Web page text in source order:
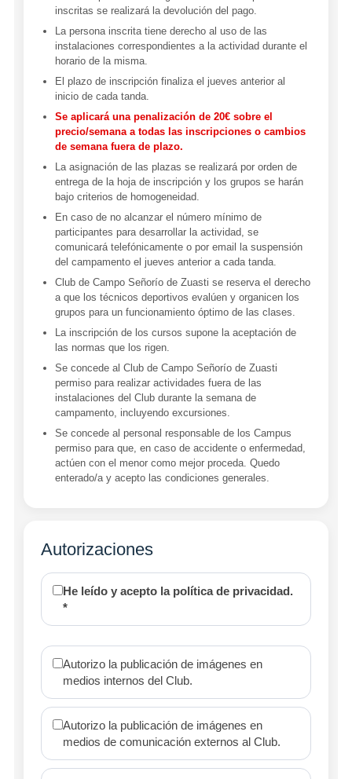
inscritas se realizará la devolución del pago.
La persona inscrita tiene derecho al uso de las
instalaciones correspondientes a la actividad durante el
horario de la misma.
El plazo de inscripción finaliza el jueves anterior al
inicio de cada tanda.
Se aplicará una penalización de 20€ sobre el
precio/semana a todas las inscripciones o cambios
de semana fuera de plazo.
La asignación de las plazas se realizará por orden de
entrega de la hoja de inscripción y los grupos se harán
bajo criterios de homogeneidad.
En caso de no alcanzar el número mínimo de
participantes para desarrollar la actividad, se
comunicará telefónicamente o por email la suspensión
del campamento el jueves anterior a cada tanda.
Club de Campo Señorío de Zuasti se reserva el derecho
a que los técnicos deportivos evalúen y organicen los
grupos para un funcionamiento óptimo de las clases.
La inscripción de los cursos supone la aceptación de
las normas que los rigen.
Se concede al Club de Campo Señorío de Zuasti
permiso para realizar actividades fuera de las
instalaciones del Club durante la semana de
campamento, incluyendo excursiones.
Se concede al personal responsable de los Campus
permiso para que, en caso de accidente o enfermedad,
actúen con el menor como mejor proceda. Quedo
enterado/a y acepto las condiciones generales.
Autorizaciones
He leído y acepto la política de privacidad.
*
Autorizo la publicación de imágenes en
medios internos del Club.
Autorizo la publicación de imágenes en
medios de comunicación externos al Club.